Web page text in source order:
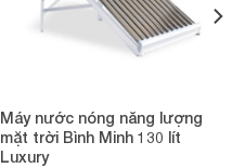
Máy nước nóng năng lượng
mặt trời Bình Minh 130 lít
Luxury